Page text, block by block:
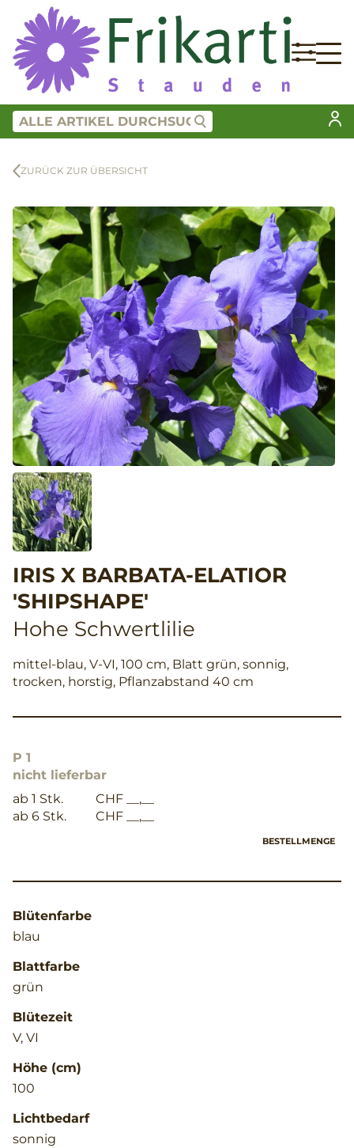
ZURÜCK ZUR ÜBERSICHT
IRIS X BARBATA-ELATIOR
'SHIPSHAPE'
Hohe Schwertlilie
mittel-blau, V-VI, 100 cm, Blatt grün, sonnig,
trocken, horstig, Pflanzabstand 40 cm
P 1
nicht lieferbar
ab 1 Stk.
CHF __,__
ab 6 Stk.
CHF __,__
BESTELLMENGE
Blütenfarbe
blau
Blattfarbe
grün
Blütezeit
V, VI
Höhe (cm)
100
Lichtbedarf
sonnig